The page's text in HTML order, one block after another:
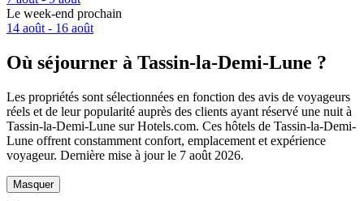
Le week-end prochain
14 août - 16 août
Où séjourner à Tassin-la-Demi-Lune ?
Les propriétés sont sélectionnées en fonction des avis de voyageurs
réels et de leur popularité auprès des clients ayant réservé une nuit à
Tassin-la-Demi-Lune sur Hotels.com. Ces hôtels de Tassin-la-Demi-
Lune offrent constamment confort, emplacement et expérience
voyageur. Dernière mise à jour le 7 août 2026.
Masquer